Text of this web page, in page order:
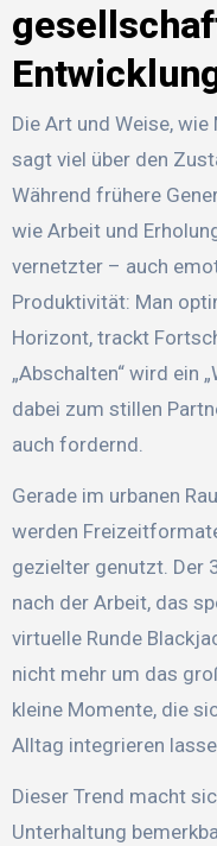
Die Art und Weise,
sagt viel über den
Während frühere
wie Arbeit und
vernetzter – auch
Produktivität: Man
Horizont, trackt
„Abschalten“ wird ein
dabei zum stillen
auch fordernd.
Gerade im urbanen
werden
gezielter genutzt. Der
nach der Arbeit, das
virtuelle Runde
nicht mehr um das
kleine Momente, die
Alltag integrieren
Dieser Trend macht
Unterhaltung